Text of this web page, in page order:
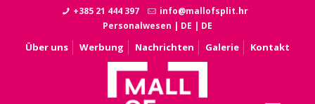
+385 21 444 397
info@mallofsplit.hr
Personalwesen | DE | DE
Über uns Werbung Nachrichten Galerie Kontakt